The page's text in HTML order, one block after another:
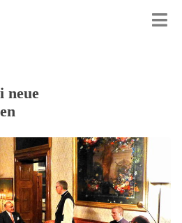
neue